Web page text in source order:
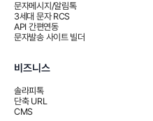
문자메시지/알림톡
3세대 문자 RCS
API 간편연동
문자발송 사이트 빌더
비즈니스
솔라피톡
단축 URL
CMS